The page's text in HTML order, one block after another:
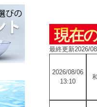
現在
最終更新2026/
2026/08/06
13:10